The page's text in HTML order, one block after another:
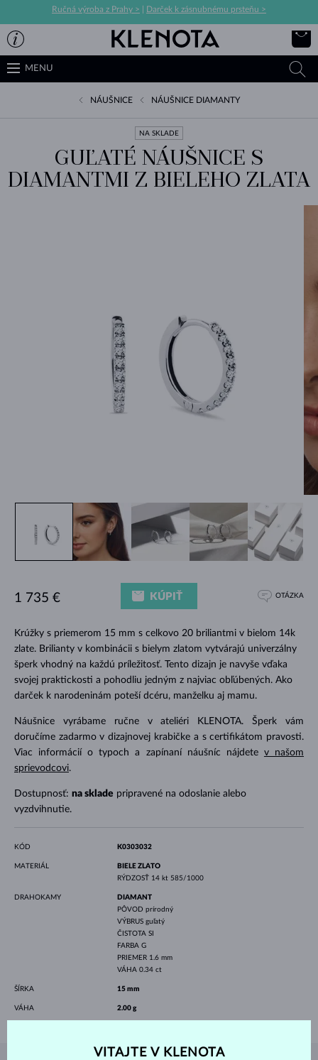
Ručná výroba z Prahy > Darček k zásnubnému prsteňu >
MENU
NÁUŠNICE NÁUŠNICE DIAMANTY
NA SKLADE
GUĽATÉ NÁUŠNICE S
DIAMANTMI Z BIELEHO ZLATA
Krúžky s priemerom 15 mm s celkovo 20 briliantmi v bielom 14k
zlate. Brilianty v kombinácii s bielym zlatom vytvárajú univerzálny
šperk vhodný na každú príležitosť. Tento dizajn je navyše vďaka
svojej praktickosti a pohodliu jedným z najviac obľúbených. Ako
darček k narodeninám poteší dcéru, manželku aj mamu.
Náušnice vyrábame ručne v ateliéri KLENOTA. Šperk vám
doručíme zadarmo v dizajnovej krabičke a s certifikátom pravosti.
Viac informácií o typoch a zapínaní náušníc nájdete v našom
sprievodcovi.
Dostupnosť: na sklade pripravené na odoslanie alebo
vyzdvihnutie.
1 735 € KÚPIŤ OTÁZKA
KÓD K0303032
MATERIÁL
BIELE ZLATO
RÝDZOSŤ 14 kt 585/1000
DRAHOKAMY
DIAMANT
PÔVOD prírodný
VÝBRUS guľatý
ČISTOTA SI
FARBA G
PRIEMER 1.6 mm
VÁHA 0.34 ct
ŠÍRKA 15 mm
VÁHA 2.00 g
VITAJTE V KLENOTA